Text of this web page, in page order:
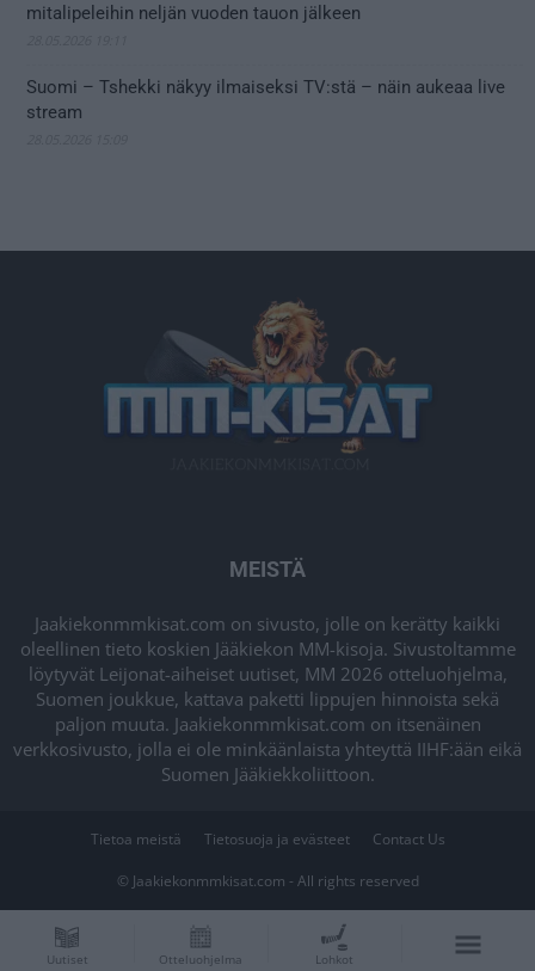
mitalipeleihin neljän vuoden tauon jälkeen
Suomi – Tshekki näkyy ilmaiseksi TV:stä – näin aukeaa live
stream
MEISTÄ
Jaakiekonmmkisat.com on sivusto, jolle on kerätty kaikki
oleellinen tieto koskien Jääkiekon MM-kisoja. Sivustoltamme
löytyvät Leijonat-aiheiset uutiset, MM 2026 otteluohjelma,
Suomen joukkue, kattava paketti lippujen hinnoista sekä
paljon muuta. Jaakiekonmmkisat.com on itsenäinen
verkkosivusto, jolla ei ole minkäänlaista yhteyttä IIHF:ään eikä
Suomen Jääkiekkoliittoon.
Tietoa meistä Tietosuoja ja evästeet Contact Us
© Jaakiekonmmkisat.com - All rights reserved
Uutiset Otteluohjelma Lohkot